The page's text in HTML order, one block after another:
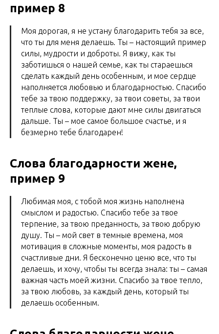
пример 8
Моя дорогая, я не устану благодарить тебя за все,
что ты для меня делаешь. Ты – настоящий пример
силы, мудрости и доброты. Я вижу, как ты
заботишься о нашей семье, как ты стараешься
сделать каждый день особенным, и мое сердце
наполняется любовью и благодарностью. Спасибо
тебе за твою поддержку, за твои советы, за твои
теплые слова, которые дают мне силы двигаться
дальше. Ты – мое самое большое счастье, и я
безмерно тебе благодарен!
Слова благодарности жене,
пример 9
Любимая моя, с тобой моя жизнь наполнена
смыслом и радостью. Спасибо тебе за твое
терпение, за твою преданность, за твою добрую
душу. Ты – мой свет в темные времена, моя
мотивация в сложные моменты, моя радость в
счастливые дни. Я бесконечно ценю все, что ты
делаешь, и хочу, чтобы ты всегда знала: ты – самая
важная часть моей жизни. Спасибо за твое тепло,
за твою любовь, за каждый день, который ты
делаешь особенным.